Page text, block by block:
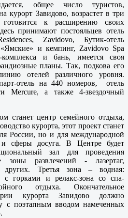
общее число туристов,
курорт Завидово, возрастет в три
к расширению своих
принимают постояльцев отель
Zavidovo, Бутик-отель
и кемпинг, Zavidovo Spa
и бань, имеется своя
планы. Так, подкова его
отелей различного уровня.
отель на 440 номеров, отель
Mercure, а также 4-звездочный
станет центр семейного отдыха,
курорта, этот проект станет
России, но и для международной
и сферы досуга. В Центре будет
зал для проведения
зоны развлечений - лазертаг,
других. Третья зона – водная:
с горками и релакс-зона со спа-
отдыха. Окончательное
курорта Завидово должно
с поэтапным вводом намеченных